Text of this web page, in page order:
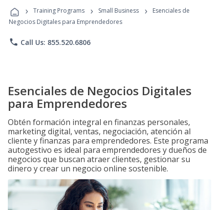
Programs
› Training Programs › Small Business ›
Esenciales de
Negocios Digitales para Emprendedores
phone Call Us: 855.520.6806
Esenciales de Negocios Digitales
para Emprendedores
Obtén formación integral en finanzas personales,
marketing digital, ventas, negociación, atención al
cliente y finanzas para emprendedores. Este programa
autogestivo es ideal para emprendedores y dueños de
negocios que buscan atraer clientes, gestionar su
dinero y crear un negocio online sostenible.